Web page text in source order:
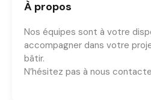
À propos
Nos équipes sont à votre
accompagner dans votre
bâtir.
N’hésitez pas à nous